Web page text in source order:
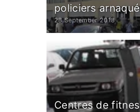
policiers
28 September 2018
Centres de